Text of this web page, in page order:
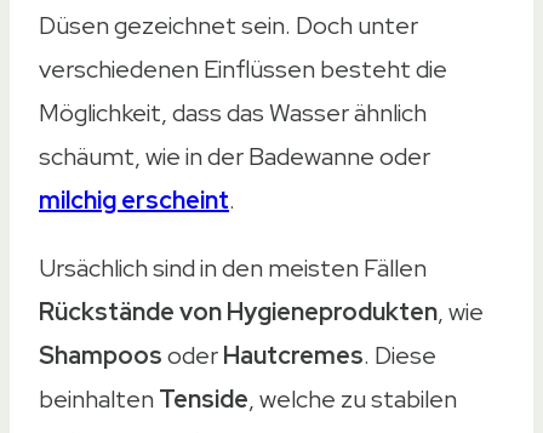
Düsen gezeichnet sein. Doch unter
verschiedenen Einflüssen besteht die
Möglichkeit, dass das Wasser ähnlich
schäumt, wie in der Badewanne oder
milchig erscheint.
Ursächlich sind in den meisten Fällen
Rückstände von Hygieneprodukten, wie
ShampoosoderHautcremes. Diese
beinhaltenTenside, welche zu stabilen